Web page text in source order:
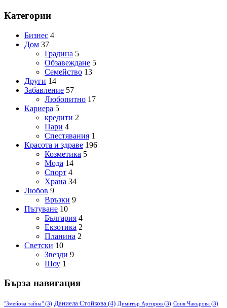
Категории
Бизнес 4
Дом 37
Градина 5
Обзавеждане 5
Семейство 13
Други 14
Забавление 57
Любопитно 17
Кариера 5
кредити 2
Пари 4
Спестявания 1
Красота и здраве 196
Козметика 5
Мода 14
Спорт 4
Храна 34
Любов 9
Връзки 9
Пътуване 10
България 4
Екзотика 2
Планина 2
Светски 10
Звезди 9
Шоу 1
Бърза навигация
"Змейова тайна" (3) Даниела Стойкова (4) Димитър Аргиров (3) Соня Чакърова (3)